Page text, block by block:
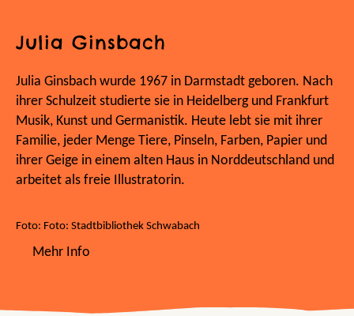
Julia Ginsbach
Julia Ginsbach wurde 1967 in Darmstadt geboren. Nach
ihrer Schulzeit studierte sie in Heidelberg und Frankfurt
Musik, Kunst und Germanistik. Heute lebt sie mit ihrer
Familie, jeder Menge Tiere, Pinseln, Farben, Papier und
ihrer Geige in einem alten Haus in Norddeutschland und
arbeitet als freie Illustratorin.
Foto: Foto: Stadtbibliothek Schwabach
Mehr Info